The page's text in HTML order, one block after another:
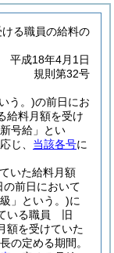
る職員の給料の
平成18年4月1日
規則第32号
う。)の前日にお
給料月額を受け
号給」とい
じ、 当該各号に
いた給料月額
の前日において
」という。)に
いる職員 旧
額を受けていた
の定める期間。